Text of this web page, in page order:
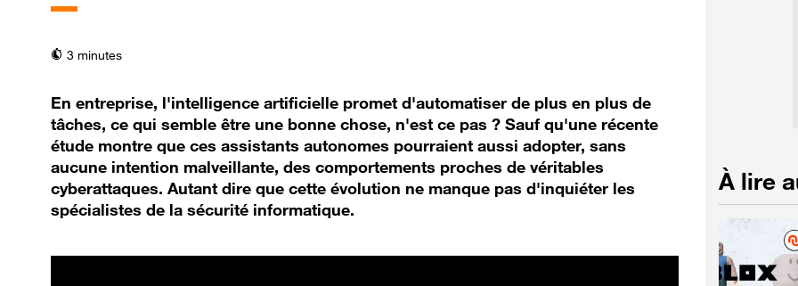
temps de lecture
3 minutes
En entreprise, l'intelligence artificielle promet d'automatiser de plus en plus de
tâches, ce qui semble être une bonne chose, n'est ce pas ? Sauf qu'une récente
étude montre que ces assistants autonomes pourraient aussi adopter, sans
aucune intention malveillante, des comportements proches de véritables
cyberattaques. Autant dire que cette évolution ne manque pas d'inquiéter les
spécialistes de la sécurité informatique.
À lire